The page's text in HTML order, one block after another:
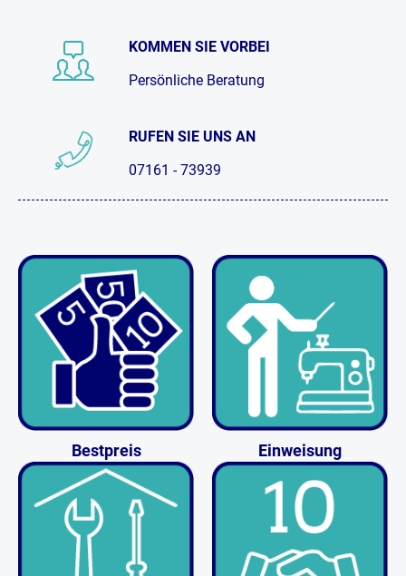
KOMMEN SIE VORBEI
Persönliche Beratung
RUFEN SIE UNS AN
07161 - 73939
Bestpreis Einweisung